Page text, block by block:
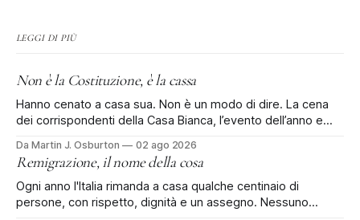
LEGGI DI PIÙ
Non è la Costituzione, è la cassa
Hanno cenato a casa sua. Non è un modo di dire. La cena
dei corrispondenti della Casa Bianca, l’evento dell’anno e
Waldorf Astoria di Washington: il vecchio Old Post Office, il
palazzo federale che
Da Martin J. Osburton 02 ago 2026
Remigrazione, il nome della cosa
Ogni anno l'Italia rimanda a casa qualche centinaio di
persone, con rispetto, dignità e un assegno. Nessuno